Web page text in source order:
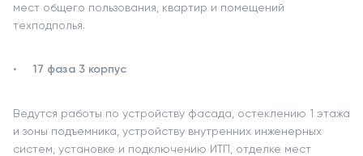
мест общего пользования, квартир и помещений
техподполья.
17 фаза 3 корпус
Ведутся работы по устройству фасада, остеклению 1 этажа
и зоны подъемника, устройству внутренних инженерных
систем, установке и подключению ИТП, отделке мест